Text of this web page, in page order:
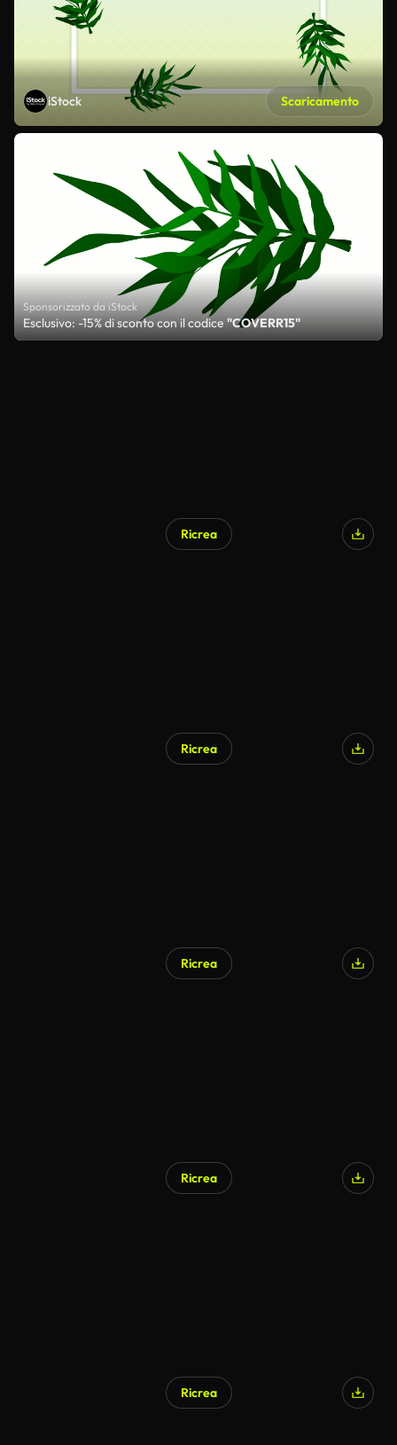
iStock Scaricamento
Sponsorizzato da iStock
Esclusivo: -15% di sconto con il codice"COVERR15"
Ricrea
Ricrea
Ricrea
Ricrea
Ricrea